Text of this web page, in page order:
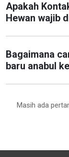
Apakah
Hewan wajib
Bagaimana
baru anabul
Masih ada